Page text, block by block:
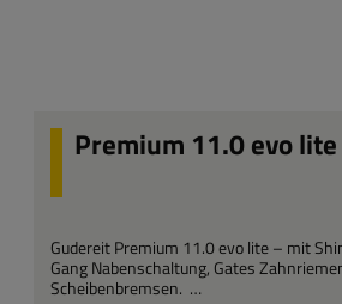
Premium 11.0 evo lite
Gudereit Premium 11.0 evo lite – mit
Gang Nabenschaltung, Gates
Scheibenbremsen.